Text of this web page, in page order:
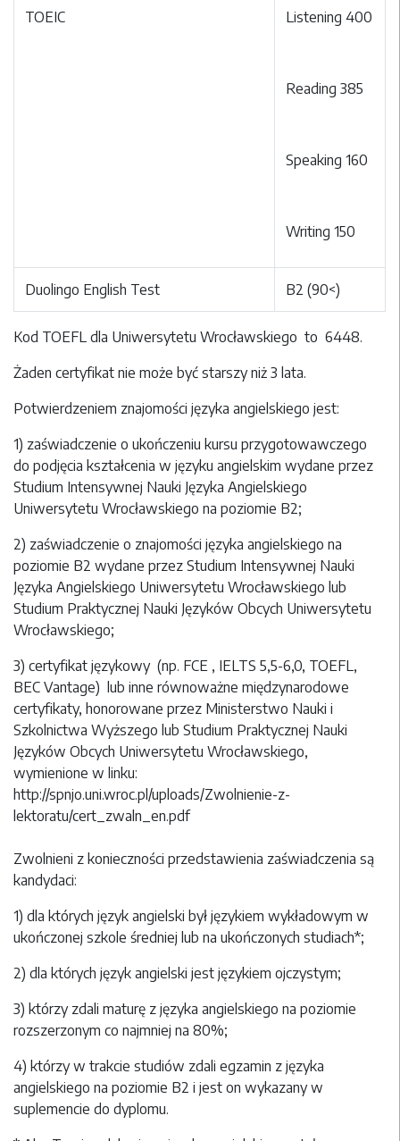
TOEIC Listening 400
Reading 385
Speaking 160
Writing 150
Duolingo English Test B2 (90<)
Kod TOEFL dla Uniwersytetu Wrocławskiego to 6448.
Żaden certyfikat nie może być starszy niż 3 lata.
Potwierdzeniem znajomości języka angielskiego jest:
1) zaświadczenie o ukończeniu kursu przygotowawczego
do podjęcia kształcenia w języku angielskim wydane przez
Studium Intensywnej Nauki Języka Angielskiego
Uniwersytetu Wrocławskiego na poziomie B2;
2) zaświadczenie o znajomości języka angielskiego na
poziomie B2 wydane przez Studium Intensywnej Nauki
Języka Angielskiego Uniwersytetu Wrocławskiego lub
Studium Praktycznej Nauki Języków Obcych Uniwersytetu
Wrocławskiego;
3) certyfikat językowy (np. FCE , IELTS 5,5-6,0, TOEFL,
BEC Vantage) lub inne równoważne międzynarodowe
certyfikaty, honorowane przez Ministerstwo Nauki i
Szkolnictwa Wyższego lub Studium Praktycznej Nauki
Języków Obcych Uniwersytetu Wrocławskiego,
wymienione w linku:
http://spnjo.uni.wroc.pl/uploads/Zwolnienie-z-
lektoratu/cert_zwaln_en.pdf
Zwolnieni z konieczności przedstawienia zaświadczenia są
kandydaci:
1) dla których język angielski był językiem wykładowym w
ukończonej szkole średniej lub na ukończonych studiach*;
2) dla których język angielski jest językiem ojczystym;
3) którzy zdali maturę z języka angielskiego na poziomie
rozszerzonym co najmniej na 80%;
4) którzy w trakcie studiów zdali egzamin z języka
angielskiego na poziomie B2 i jest on wykazany w
suplemencie do dyplomu.